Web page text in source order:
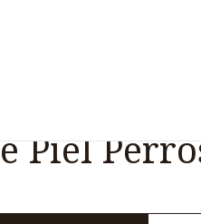
Piel